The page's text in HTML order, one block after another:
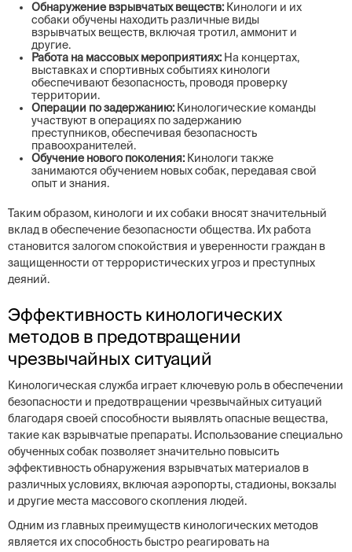
Обнаружение взрывчатых веществ: Кинологи и их
собаки обучены находить различные виды
взрывчатых веществ, включая тротил, аммонит и
другие.
Работа на массовых мероприятиях: На концертах,
выставках и спортивных событиях кинологи
обеспечивают безопасность, проводя проверку
территории.
Операции по задержанию: Кинологические команды
участвуют в операциях по задержанию
преступников, обеспечивая безопасность
правоохранителей.
Обучение нового поколения: Кинологи также
занимаются обучением новых собак, передавая свой
опыт и знания.
Таким образом, кинологи и их собаки вносят значительный
вклад в обеспечение безопасности общества. Их работа
становится залогом спокойствия и уверенности граждан в
защищенности от террористических угроз и преступных
деяний.
Эффективность кинологических
методов в предотвращении
чрезвычайных ситуаций
Кинологическая служба играет ключевую роль в обеспечении
безопасности и предотвращении чрезвычайных ситуаций
благодаря своей способности выявлять опасные вещества,
такие как взрывчатые препараты. Использование специально
обученных собак позволяет значительно повысить
эффективность обнаружения взрывчатых материалов в
различных условиях, включая аэропорты, стадионы, вокзалы
и другие места массового скопления людей.
Одним из главных преимуществ кинологических методов
является их способность быстро реагировать на